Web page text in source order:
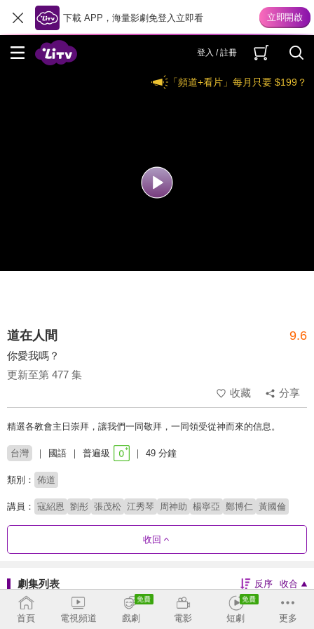
下載 APP，海量影劇免登入立即看
登入 / 註冊
「頻道+看片」每月只要 $199？
道在人間 9.6
你愛我嗎？
更新至第 477 集
收藏
分享
精選各教會主日崇拜，讓我們一同敬拜，一同領受從神而來的信息。
台灣 國語 普遍級 49 分鐘
類別： 佈道
講員： 寇紹恩 劉彤 張茂松 江秀琴 周神助 楊寧亞 鄭博仁 黃國倫
收回
劇集列表 反序 收合
469 - 477 433 - 468 397 - 432
首頁 電視頻道 戲劇 電影 短劇 更多